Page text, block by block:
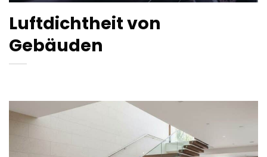
Luftdichtheit von
Gebäuden